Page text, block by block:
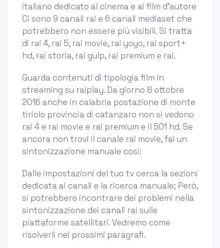
italiano dedicato al cinema e ai film d'autore
Ci sono 9 canali rai e 6 canali mediaset che
potrebbero non essere più visibili. Si tratta
di rai 4, rai 5, rai movie, rai yoyo, rai sport+
hd, rai storia, rai gulp, rai premium e rai.
Guarda contenuti di tipologia film in
streaming su raiplay. Da giorno 8 ottobre
2016 anche in calabria postazione di monte
tiriolo provincia di catanzaro non si vedono
rai 4 e rai movie e rai premium e il 501 hd. Se
ancora non trovi il canale rai movie, fai un
sintonizzazione manuale così:
Dalle impostazioni del tuo tv cerca la sezioni
dedicata ai canali e la ricerca manuale; Però,
si potrebbero incontrare dei problemi nella
sintonizzazione dei canali rai sulle
piattaforme satellitari. Vedremo come
risolverli nei prossimi paragrafi.